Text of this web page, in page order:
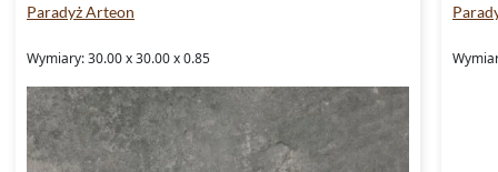
Paradyż Arteon
Wymiary: 30.00 x 30.00 x 0.85